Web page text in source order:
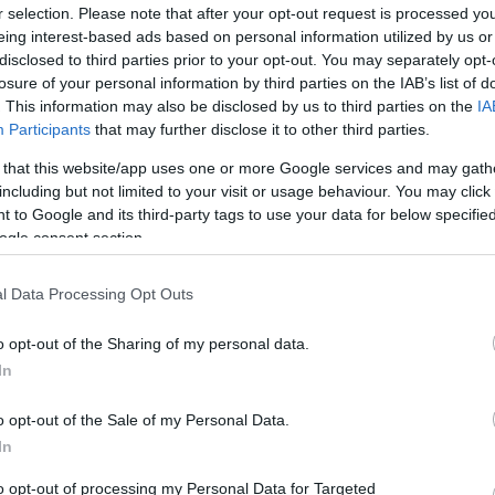
selection. Please note that after your opt-out request is processed
interest-based ads based on personal information utilized by us
to third parties prior to your opt-out. You may separately
of your personal information by third parties on the IAB’s list of
This information may also be disclosed by us to third parties on the
Participants that may further disclose it to other third parties.
that this website/app uses one or more Google services and may
but not limited to your visit or usage behaviour. You may
to Google and its third-party tags to use your data for below
consent section.
Data Processing Opt Outs
opt-out of the Sharing of my personal data.
opt-out of the Sale of my Personal Data.
opt-out of processing my Personal Data for Targeted
elérni, de az országos méretű tiltakozási
átgondolására késztette a
arra, hogy az internetszolgáltatók valóban
18 százalékra csökken az internet áfája
biztos. Deutsch Tamás
10 százalékkal kell kevesebbet kell
előfizetési díjat lehet megspórolni.
arra, hogy az áfacsökkentés célját a